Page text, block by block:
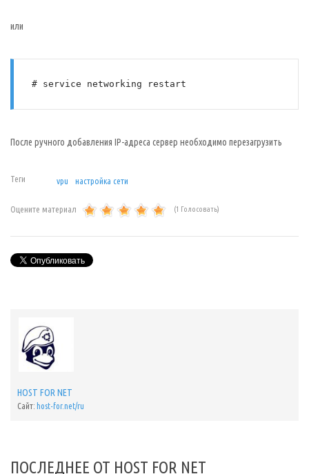
или
# service networking restart
После ручного добавления IP-адреса сервер необходимо перезагрузить
Теги vpu настройка сети
Оцените материал (1 Голосовать)
HOST FOR NET
Сайт: host-for.net/ru
ПОСЛЕДНЕЕ ОТ HOST FOR NET